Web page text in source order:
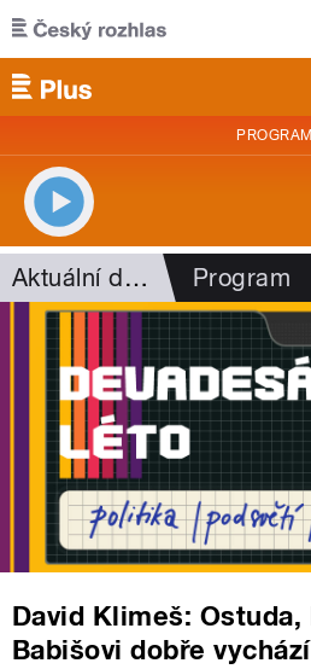
Přejít k hlavnímu obsahu
PROGRAM
Aktuální dění Program
David Klimeš:
Babišovi dobře vychází